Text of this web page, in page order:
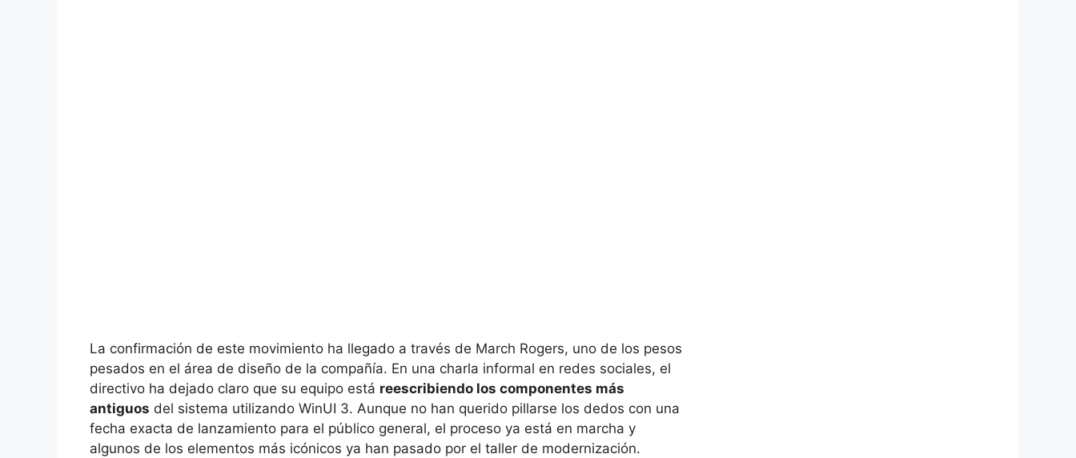
La confirmación de este movimiento ha llegado a través de March Rogers, uno de los pesos
pesados en el área de diseño de la compañía. En una charla informal en redes sociales, el
directivo ha dejado claro que su equipo está reescribiendo los componentes más
antiguos del sistema utilizando WinUI 3. Aunque no han querido pillarse los dedos con una
fecha exacta de lanzamiento para el público general, el proceso ya está en marcha y
algunos de los elementos más icónicos ya han pasado por el taller de modernización.